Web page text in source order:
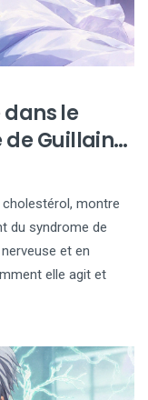
le
Guillain-
montre
du syndrome de
et en
elle agit et